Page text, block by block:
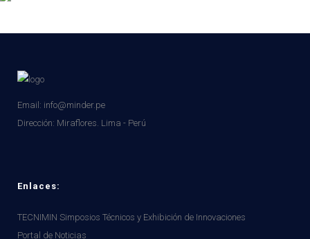
Email: info@minder.pe
Dirección: Miraflores. Lima - Perú
Enlaces:
TECNIMIN Simposios Técnicos y Exhibición de Innovaciones
Portal de Noticias